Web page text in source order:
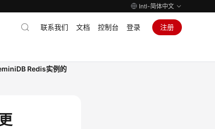
Intl-简体中文
联系我们 文档 控制台 登录 注册
Redis实例的